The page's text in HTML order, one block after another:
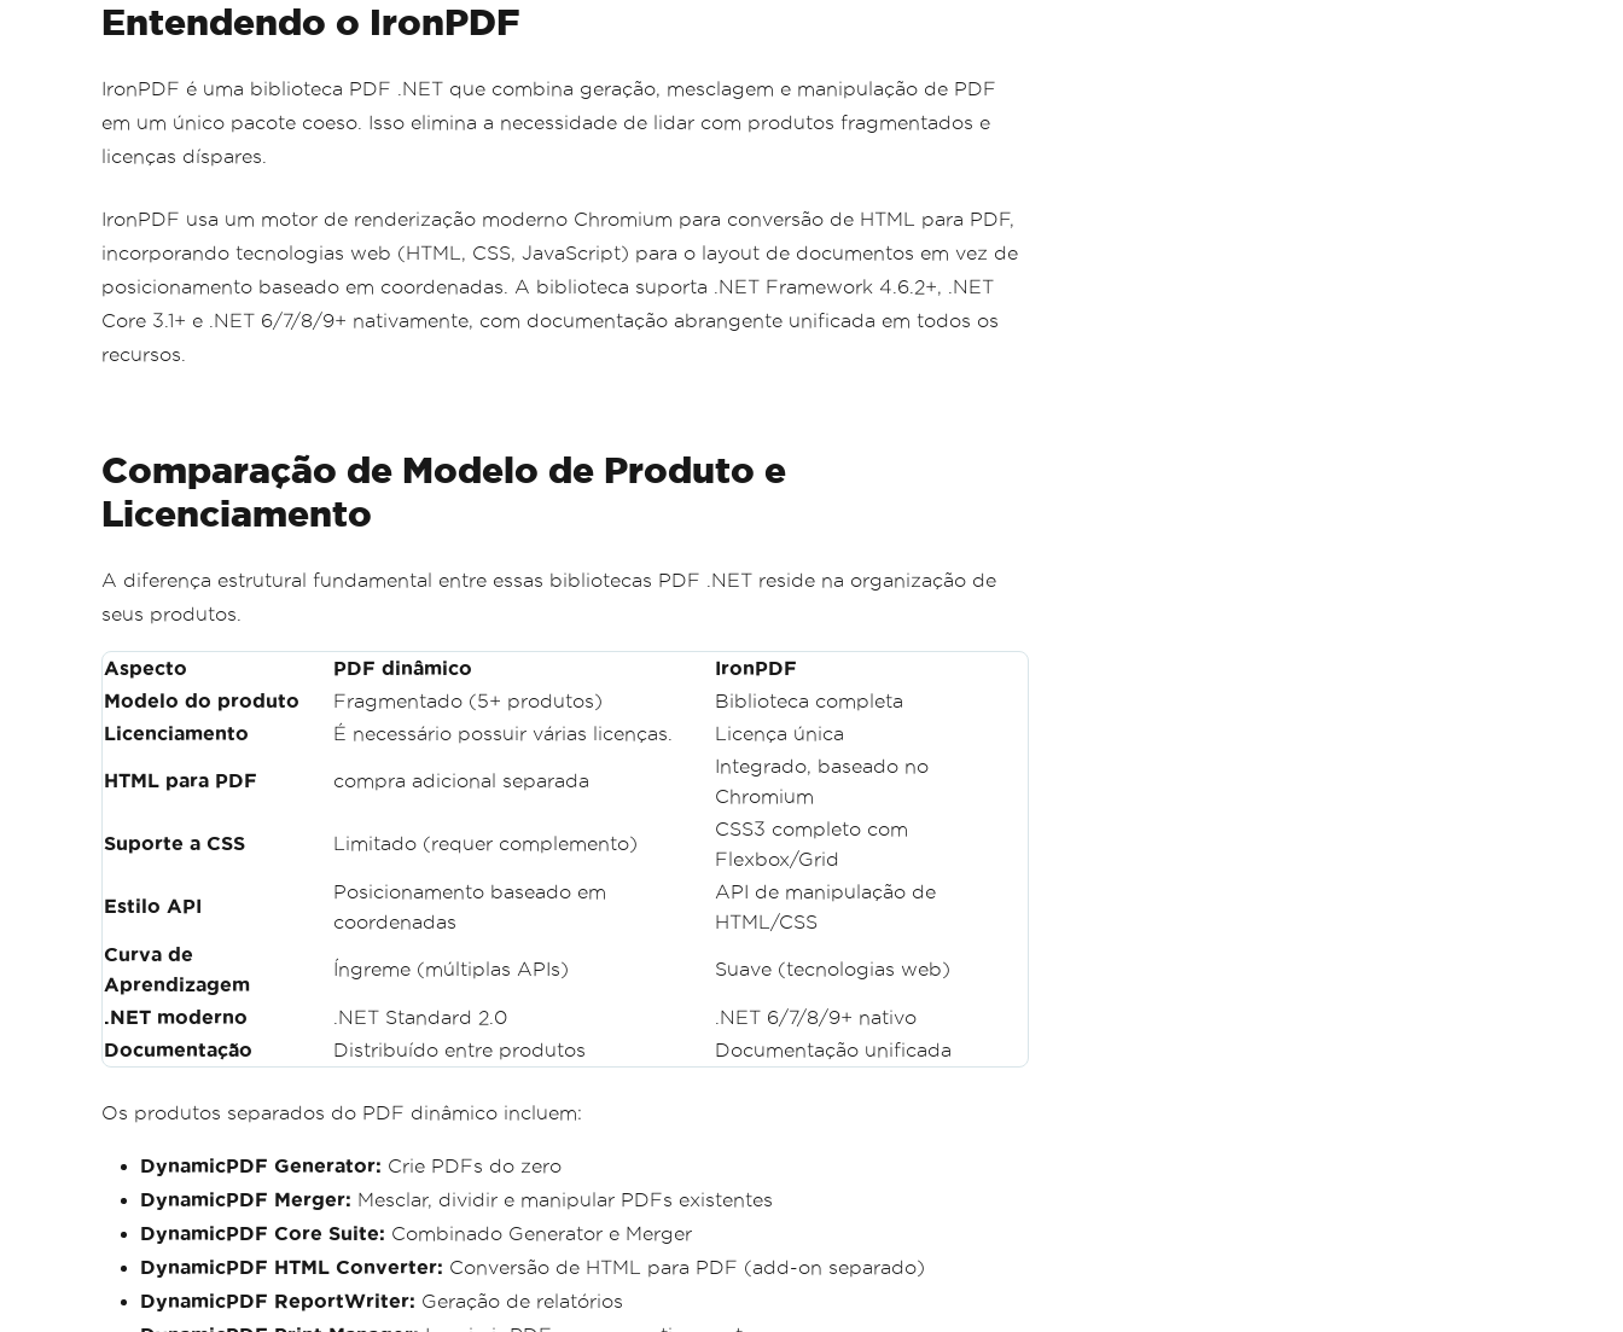
Entendendo o IronPDF
IronPDF é uma biblioteca PDF .NET que combina geração, mesclagem e manipulação de PDF
em um único pacote coeso. Isso elimina a necessidade de lidar com produtos fragmentados e
licenças díspares.
IronPDF usa um motor de renderização moderno Chromium para conversão de HTML para PDF,
incorporando tecnologias web (HTML, CSS, JavaScript) para o layout de documentos em vez de
posicionamento baseado em coordenadas. A biblioteca suporta .NET Framework 4.6.2+, .NET
Core 3.1+ e .NET 6/7/8/9+ nativamente, com documentação abrangente unificada em todos os
recursos.
Comparação de Modelo de Produto e
Licenciamento
A diferença estrutural fundamental entre essas bibliotecas PDF .NET reside na organização de
seus produtos.
Aspecto PDF dinâmico
IronPDF
Modelo do produto
Fragmentado (5+ produtos)
Biblioteca completa
Licenciamento
É necessário possuir várias licenças. Licença única
HTML para PDF compra adicional separada
Integrado, baseado no
Chromium
Suporte a CSS Limitado (requer complemento)
CSS3 completo com
Flexbox/Grid
Estilo API
Posicionamento baseado em
coordenadas
API de manipulação de
HTML/CSS
Curva de
Aprendizagem
Íngreme (múltiplas APIs) Suave (tecnologias web)
.NET moderno .NET Standard 2.0
.NET 6/7/8/9+ nativo
Documentação
Distribuído entre produtos Documentação unificada
Os produtos separados do PDF dinâmico incluem:
DynamicPDF Generator: Crie PDFs do zero
DynamicPDF Merger: Mesclar, dividir e manipular PDFs existentes
DynamicPDF Core Suite: Combinado Generator e Merger
DynamicPDF HTML Converter: Conversão de HTML para PDF (add-on separado)
DynamicPDF ReportWriter: Geração de relatórios